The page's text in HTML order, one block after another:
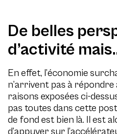
De belles
d’activité
En effet, l’économie
n’arrivent pas à répondre
raisons exposées ci-
pas toutes dans cette
de fond est bien là. Il est